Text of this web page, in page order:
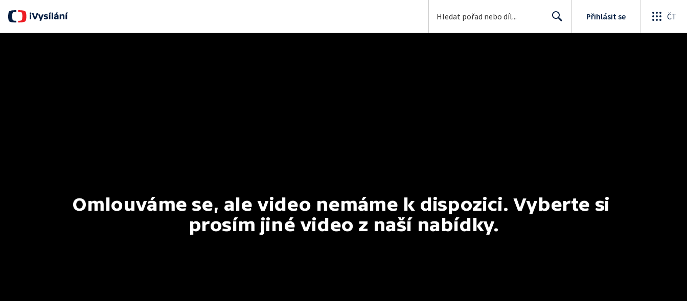
Přihlásit se ČT
Omlouváme se, ale video nemáme k dispozici. Vyberte si
prosím jiné video z naší nabídky.